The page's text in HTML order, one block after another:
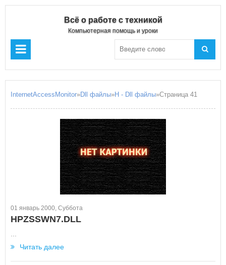
Всё о работе с техникой
Компьютерная помощь и уроки
InternetAccessMonitor»Dll файлы»H - Dll файлы»Страница 41
01 январь 2000, Суббота
HPZSSWN7.DLL
Читать далее